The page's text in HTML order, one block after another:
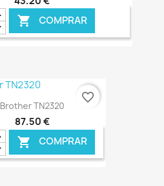
 COMPRAR
Brother TN2320
87,50 €
 COMPRAR
favorite_border